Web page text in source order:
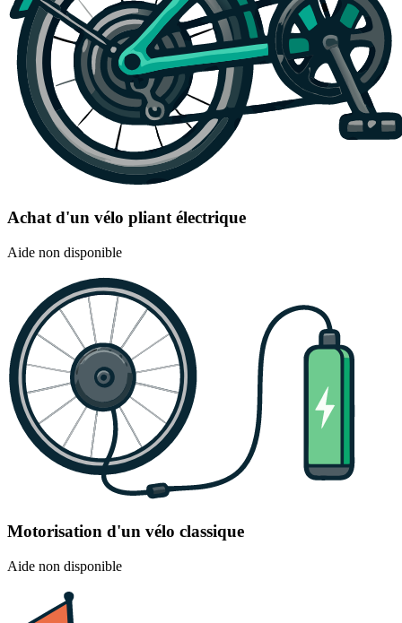
Achat d'un vélo pliant électrique
Aide non disponible
Motorisation d'un vélo classique
Aide non disponible